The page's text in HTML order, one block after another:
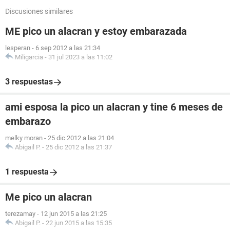
Discusiones similares
ME pico un alacran y estoy embarazada
lesperan - 6 sep 2012 a las 21:34
Miligarcia - 31 jul 2023 a las 11:02
3 respuestas
ami esposa la pico un alacran y tine 6 meses de
embarazo
melky moran - 25 dic 2012 a las 21:04
Abigail P. - 25 dic 2012 a las 21:37
1 respuesta
Me pico un alacran
terezamay - 12 jun 2015 a las 21:25
Abigail P. - 22 jun 2015 a las 15:35